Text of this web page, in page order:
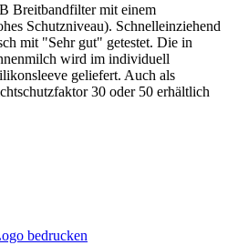
Breitbandfilter mit einem
Schutzniveau). Schnelleinziehend
mit "Sehr gut" getestet. Die in
wird im individuell
geliefert. Auch als
30 oder 50 erhältlich